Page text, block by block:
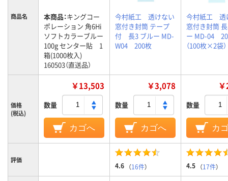
商品名 本商品：キングコー
ポレーション 角6Hi
ソフトカラーブルー
100g センター貼 1
箱(1000枚入)
160503（直送品）
今村紙工 透けない
窓付き封筒 テープ
付 長3 ブルー MD-
W04 200枚
今村紙工 透
窓付き封筒
ー MD-04
（100枚×2袋）
価格
(税込)
￥13,503
数量
カゴへ
￥3,078
数量
カゴへ
数量
カ
評価
4.6 （16件） 4.5 （17件）